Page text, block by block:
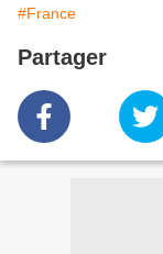
#France
Partager